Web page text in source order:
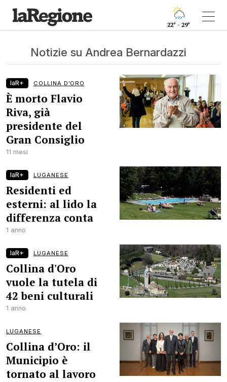
22° - 29°
Notizie su Andrea Bernardazzi
laR+ COLLINA D’ORO
È morto Flavio
Riva, già
presidente del
Gran Consiglio
11 mesi
laR+ LUGANESE
Residenti ed
esterni: al lido la
differenza conta
1 anno
laR+ LUGANESE
Collina d'Oro
vuole la tutela di
42 beni culturali
1 anno
LUGANESE
Collina d’Oro: il
Municipio è
tornato al lavoro